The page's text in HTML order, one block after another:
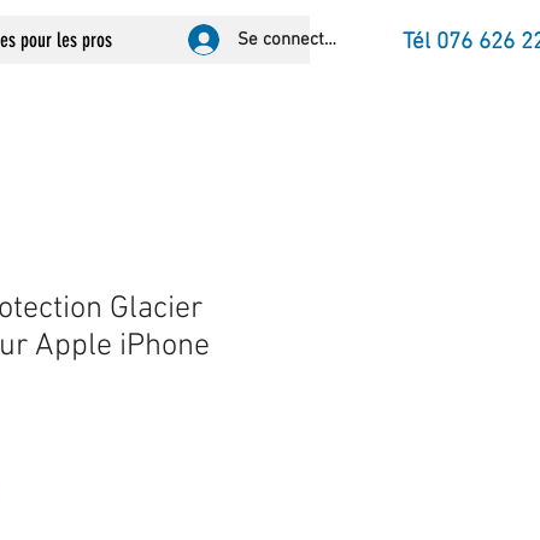
pour les pros Se connecter Tél 076 626
Glacier
Apple iPhone